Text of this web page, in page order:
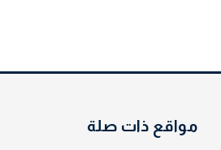
مواقع ذات صلة